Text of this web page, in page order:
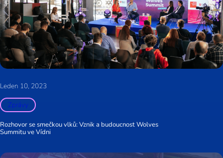
Leden 10, 2023
Zprávy
Rozhovor se smečkou vlků: Vznik a budoucnost Wolves
Summitu ve Vídni